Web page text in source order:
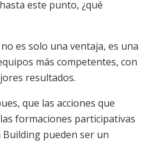
este punto, ¿qué
es solo una ventaja, es una
más competentes, con
resultados.
que las acciones que
formaciones participativas
Building pueden ser un